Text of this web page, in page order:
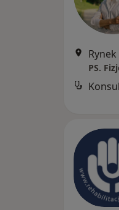
PS.